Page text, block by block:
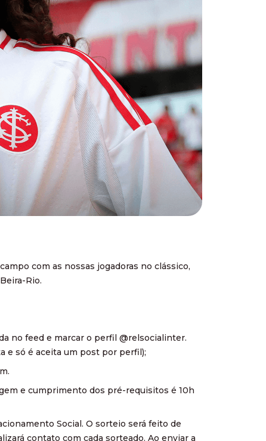
com as nossas jogadoras no clássico,
Rio.
no feed e marcar o perfil @relsocialinter.
e só é aceita um post por perfil);
e cumprimento dos pré-requisitos é 10h
Social. O sorteio será feito de
contato com cada sorteado. Ao enviar a